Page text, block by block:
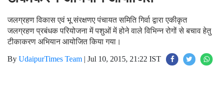
जलग्रहण विकास एवं भू संरक्षणए पंचायत समिति गिर्वा द्वारा एकीकृत
जलग्रहण प्रबंधक परियोजना में पशुओं में होने वाले विभिन्न रोगों से बचाव हेतु
टीकाकरण अभियान आयोजित किया गया।
By UdaipurTimes Team | Jul 10, 2015, 21:22 IST